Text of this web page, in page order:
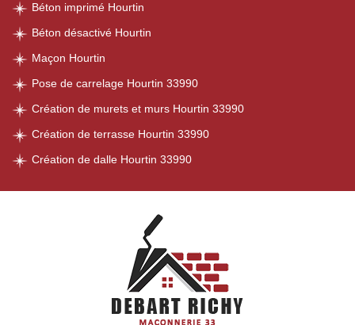
Béton imprimé Hourtin
Béton désactivé Hourtin
Maçon Hourtin
Pose de carrelage Hourtin 33990
Création de murets et murs Hourtin 33990
Création de terrasse Hourtin 33990
Création de dalle Hourtin 33990